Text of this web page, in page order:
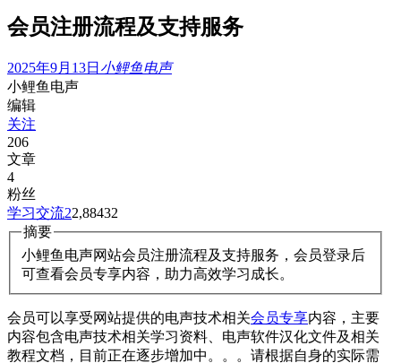
会员注册流程及支持服务
2025年9月13日 小鲤鱼电声
小鲤鱼电声
编辑
关注
206
文章
4
粉丝
学习交流22,88432
摘要
小鲤鱼电声网站会员注册流程及支持服务，会员登录后
可查看会员专享内容，助力高效学习成长。
会员可以享受网站提供的电声技术相关会员专享内容，主要
内容包含电声技术相关学习资料、电声软件汉化文件及相关
教程文档，目前正在逐步增加中。。。请根据自身的实际需